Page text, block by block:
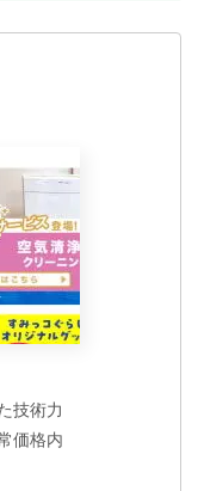
技術力
価格内